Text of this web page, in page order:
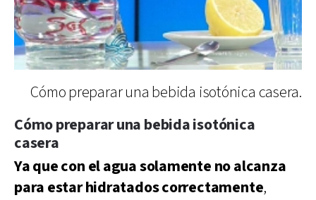
Cómo preparar una bebida isotónica casera.
Cómo preparar una bebida isotónica
casera
Ya que con el agua solamente no alcanza
para estar hidratados correctamente,